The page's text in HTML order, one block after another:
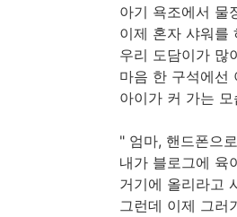
아기 욕조에서 물
이제 혼자 샤워를
우리 도담이가 많
마음 한 구석에선
아이가 커 가는
" 엄마, 핸드폰으
내가 블로그에 육
거기에 올리라고
그런데 이제 그러